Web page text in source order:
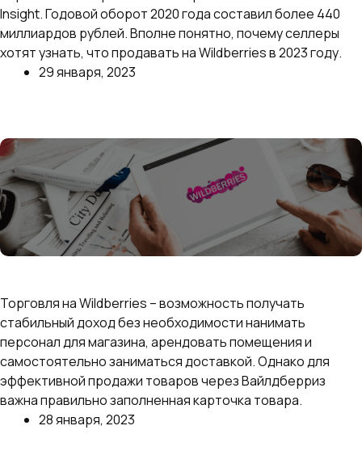
Insight. Годовой оборот 2020 года составил более 440
миллиардов рублей. Вполне понятно, почему селлеры
хотят узнать, что продавать на Wildberries в 2023 году.
29 января, 2023
Торговля на Wildberries – возможность получать
стабильный доход без необходимости нанимать
персонал для магазина, арендовать помещения и
самостоятельно заниматься доставкой. Однако для
эффективной продажи товаров через Вайлдберриз
важна правильно заполненная карточка товара.
28 января, 2023